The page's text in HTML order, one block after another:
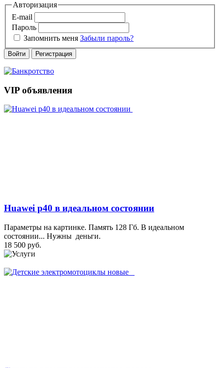
Авторизация
E-mail
Пароль
Запомнить меня Забыли пароль?
Войти Регистрация
VIP объявления
Huawei p40 в идеальном состоянии
Параметры на картинке. Память 128 Гб. В идеальном
состоянии... Нужны деньги.
18 500 руб.